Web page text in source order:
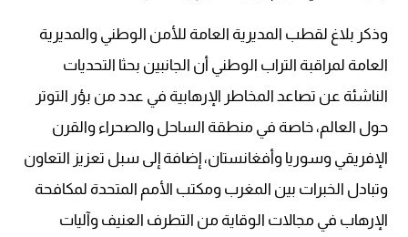
وذكر بلاغ لقطب المديرية العامة للأمن الوطني والمديرية
العامة لمراقبة التراب الوطني أن الجانبين بحثا التحديات
الناشئة عن تصاعد المخاطر الإرهابية في عدد من بؤر التوتر
حول العالم، خاصة في منطقة الساحل والصحراء والقرن
الإفريقي وسوريا وأفغانستان، إضافة إلى سبل تعزيز التعاون
وتبادل الخبرات بين المغرب ومكتب الأمم المتحدة لمكافحة
الإرهاب في مجالات الوقاية من التطرف العنيف وآليات